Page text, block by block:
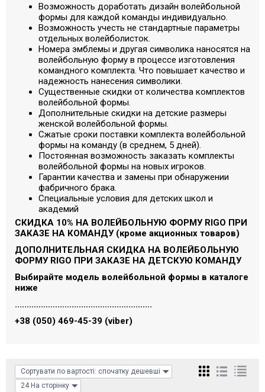
Возможность доработать дизайн волейбольной
формы для каждой команды индивидуально.
Возможность учесть не стандартные параметры
отдельных волейболисток.
Номера эмблемы и другая символика наносятся на
волейбольную форму в процессе изготовления
командного комплекта. Что повышает качество и
надежность нанесения символики.
Cущественные скидки от количества комплектов
волейбольной формы.
Дополнительные скидки на детские размеры
женской волейбольной формы.
Сжатые сроки поставки комплекта волейбольной
формы на команду (в среднем, 5 дней).
Постоянная возможность заказать комплекты
волейбольной формы на новых игроков.
Гарантии качества и замены при обнаружении
фабричного брака.
Специальные условия для детских школ и
академий
СКИДКА 10% НА ВОЛЕЙБОЛЬНУЮ ФОРМУ RIGO ПРИ
ЗАКАЗЕ НА КОМАНДУ (кроме акционных товаров)
ДОПОЛНИТЕЛЬНАЯ СКИДКА НА ВОЛЕЙБОЛЬНУЮ
ФОРМУ RIGO ПРИ ЗАКАЗЕ НА ДЕТСКУЮ КОМАНДУ
Выбирайте модель волейбольной формы в каталоге
ниже
..........................................................
+38 (050) 469-45-39 (viber)
Сортувати по вартості: спочатку дешевші
24 На сторінку